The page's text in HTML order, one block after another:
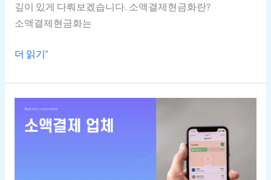
깊이 있게 다뤄보겠습니다. 소액결제현금화란?
소액결제현금화는
더 읽기"
소액결제
업체